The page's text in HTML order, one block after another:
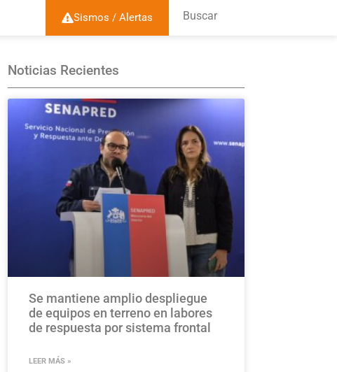
Sismos / Alertas Buscar
Noticias Recientes
Se mantiene amplio despliegue
de equipos en terreno en labores
de respuesta por sistema frontal
LEER MÁS »